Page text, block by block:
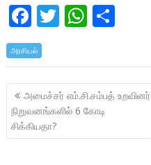
F
ac
e
b
o
o
k
T
itt
er
W
at
s
A
p
p
ar
e
அரசியல்
Post
navigation
அமைச்சர் எம்.சி.சம்பத் உறவினர்
நிறுவனங்களில் 6 கோடி
சிக்கியதா?